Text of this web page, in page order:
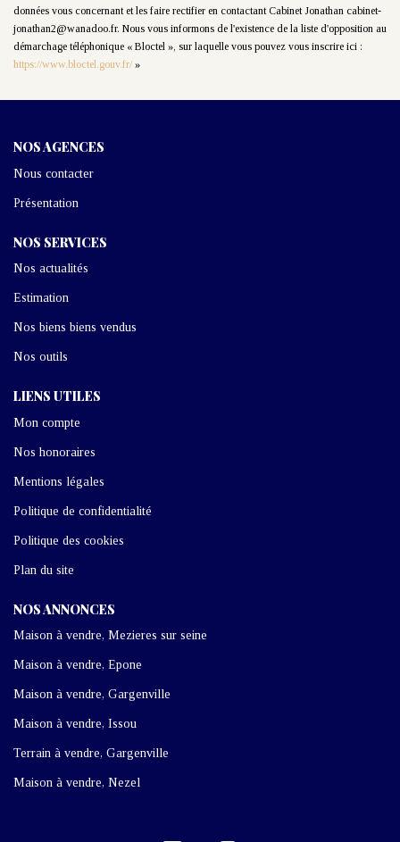
données vous concernant et les faire rectifier en contactant Cabinet Jonathan cabinet-
jonathan2@wanadoo.fr. Nous vous informons de l'existence de la liste d'opposition au
démarchage téléphonique « Bloctel », sur laquelle vous pouvez vous inscrire ici :
https://www.bloctel.gouv.fr/ »
NOS AGENCES
Nous contacter
Présentation
NOS SERVICES
Nos actualités
Estimation
Nos biens biens vendus
Nos outils
LIENS UTILES
Mon compte
Nos honoraires
Mentions légales
Politique de confidentialité
Politique des cookies
Plan du site
NOS ANNONCES
Maison à vendre, Mezieres sur seine
Maison à vendre, Epone
Maison à vendre, Gargenville
Maison à vendre, Issou
Terrain à vendre, Gargenville
Maison à vendre, Nezel